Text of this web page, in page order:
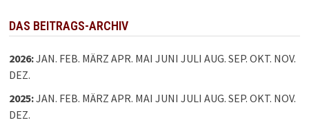
DAS BEITRAGS-ARCHIV
2026:JAN. FEB. MÄRZ APR. MAI JUNI JULI AUG. SEP. OKT. NOV.
DEZ.
2025:JAN. FEB. MÄRZ APR. MAI JUNI JULI AUG. SEP. OKT. NOV.
DEZ.